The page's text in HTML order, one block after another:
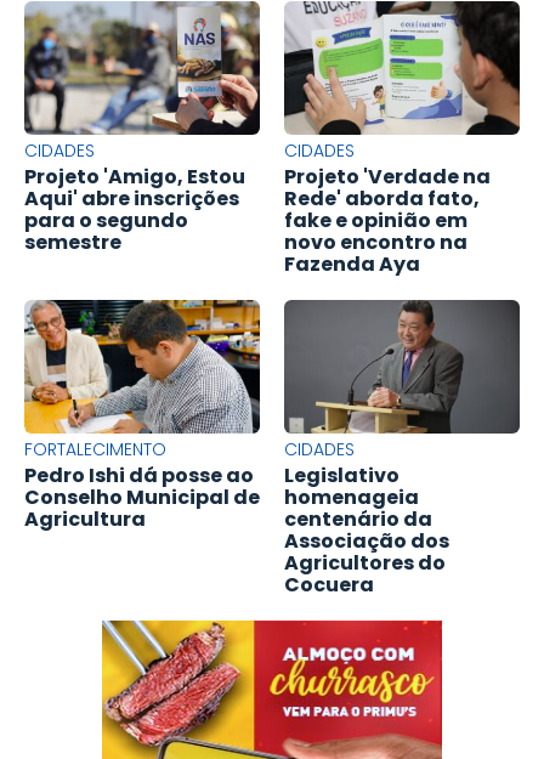
CIDADES
Projeto 'Amigo, Estou
Aqui' abre inscrições
para o segundo
semestre
CIDADES
Projeto 'Verdade na
Rede' aborda fato,
fake e opinião em
novo encontro na
Fazenda Aya
FORTALECIMENTO
Pedro Ishi dá posse ao
Conselho Municipal de
Agricultura
CIDADES
Legislativo
homenageia
centenário da
Associação dos
Agricultores do
Cocuera